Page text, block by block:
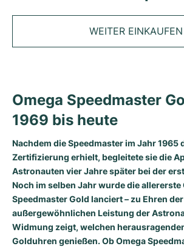
Cosmograph Daytona
Datejust II
Day-Date
Explorer
Explorer II
GMT-Master
Constellation
Speedmaster
Gebraucht
Damenuhren
Grand Complications
Calatrava
Twenty 4
Gondolo
Golden Ellipse
Jules Audemars
Millenary
Top-Modelle
Ballon Bleu
Clé
Tank
Panthère
Calibre
Alle Breitling Modelle
Navitimer
Superocean
Chronomat
Premier
Avenger
Top-Modelle
Black Bay
Pelagos
Gebraucht
Damenuhren
Alle TAG Heuer Modelle
Aquaracer
Carrera
Monaco
Top-Modelle
Big Pilot
Pilot's Watch
Alle Hublot Modelle
Top-Modelle
Big Bang
KATEGORIEN
Alle Luxusuhrenmarken
Vintage-Uhren
Gebrauchte Uhren
Herrenuhren
Alle Armbänder
Sale
WEITER EINKAUFEN
Omega Speedmaster
1969 bis heute
Nachdem die Speedmaster im Jahr 1965
Zertifizierung erhielt, begleitete sie die
Astronauten vier Jahre später bei der
Noch im selben Jahr wurde die allererste
Speedmaster Gold lanciert – zu Ehren der
außergewöhnlichen Leistung der
Widmung zeigt, welchen
Golduhren genießen. Ob Omega